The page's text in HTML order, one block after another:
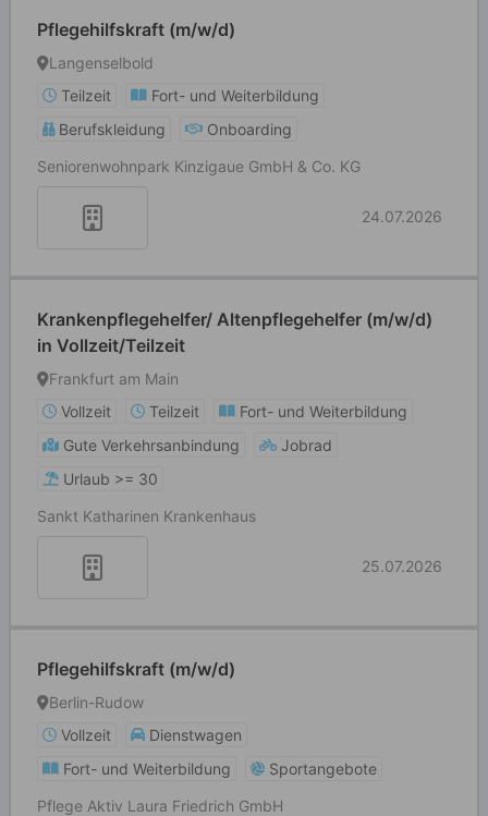
Pflegehilfskraft (m/w/d)
Langenselbold
Teilzeit
Fort- und Weiterbildung
Berufskleidung
Onboarding
Seniorenwohnpark Kinzigaue GmbH & Co. KG
24.07.2026
Krankenpflegehelfer/ Altenpflegehelfer (m/w/d)
in Vollzeit/Teilzeit
Frankfurt am Main
Vollzeit
Teilzeit
Fort- und Weiterbildung
Gute Verkehrsanbindung
Jobrad
Urlaub >= 30
Sankt Katharinen Krankenhaus
25.07.2026
Pflegehilfskraft (m/w/d)
Berlin-Rudow
Vollzeit
Dienstwagen
Fort- und Weiterbildung
Sportangebote
Pflege Aktiv Laura Friedrich GmbH